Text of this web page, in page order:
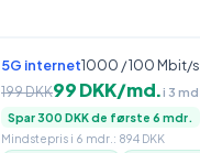
5G internet1000 / 100 Mbit/s
199 DKK99 DKK/md.i 3 md.
Spar 300 DKK de første 6 mdr.
Mindstepris i 6 mdr.: 894 DKK